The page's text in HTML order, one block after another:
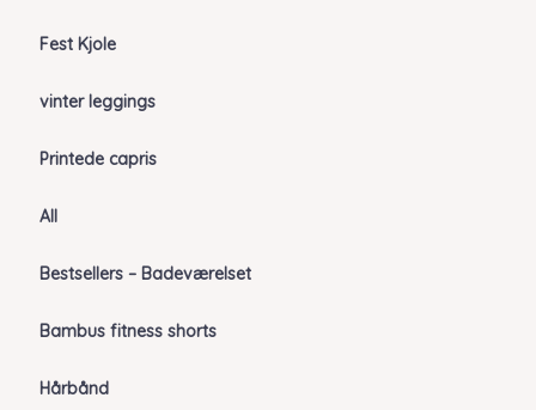
Fest Kjole
vinter leggings
Printede capris
All
Bestsellers – Badeværelset
Bambus fitness shorts
Hårbånd